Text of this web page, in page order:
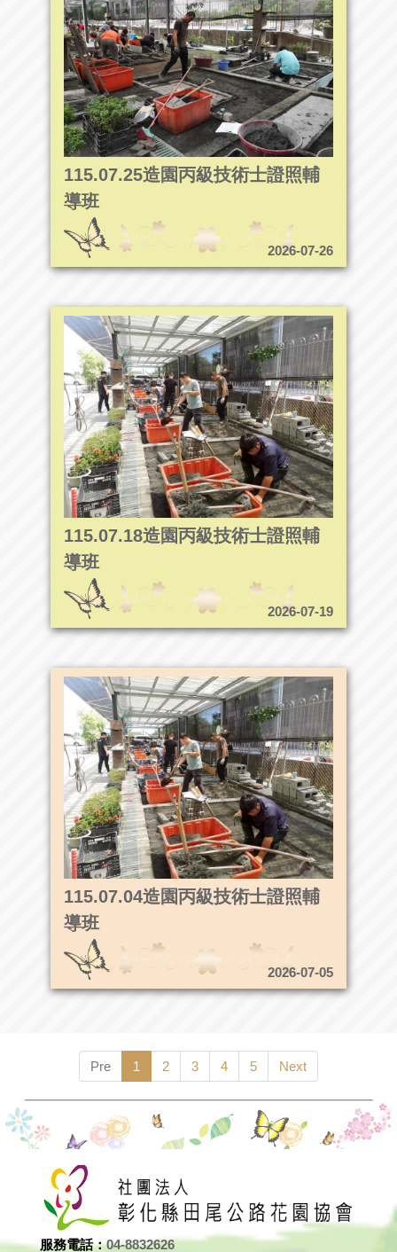
115.07.25造園丙級技術士證照輔
導班
2026-07-26
115.07.18造園丙級技術士證照輔
導班
2026-07-19
115.07.04造園丙級技術士證照輔
導班
2026-07-05
Pre 1 2 3 4 5 Next
服務電話：04-8832626